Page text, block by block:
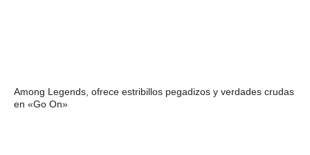
Among Legends, ofrece estribillos pegadizos y verdades crudas
en «Go On»